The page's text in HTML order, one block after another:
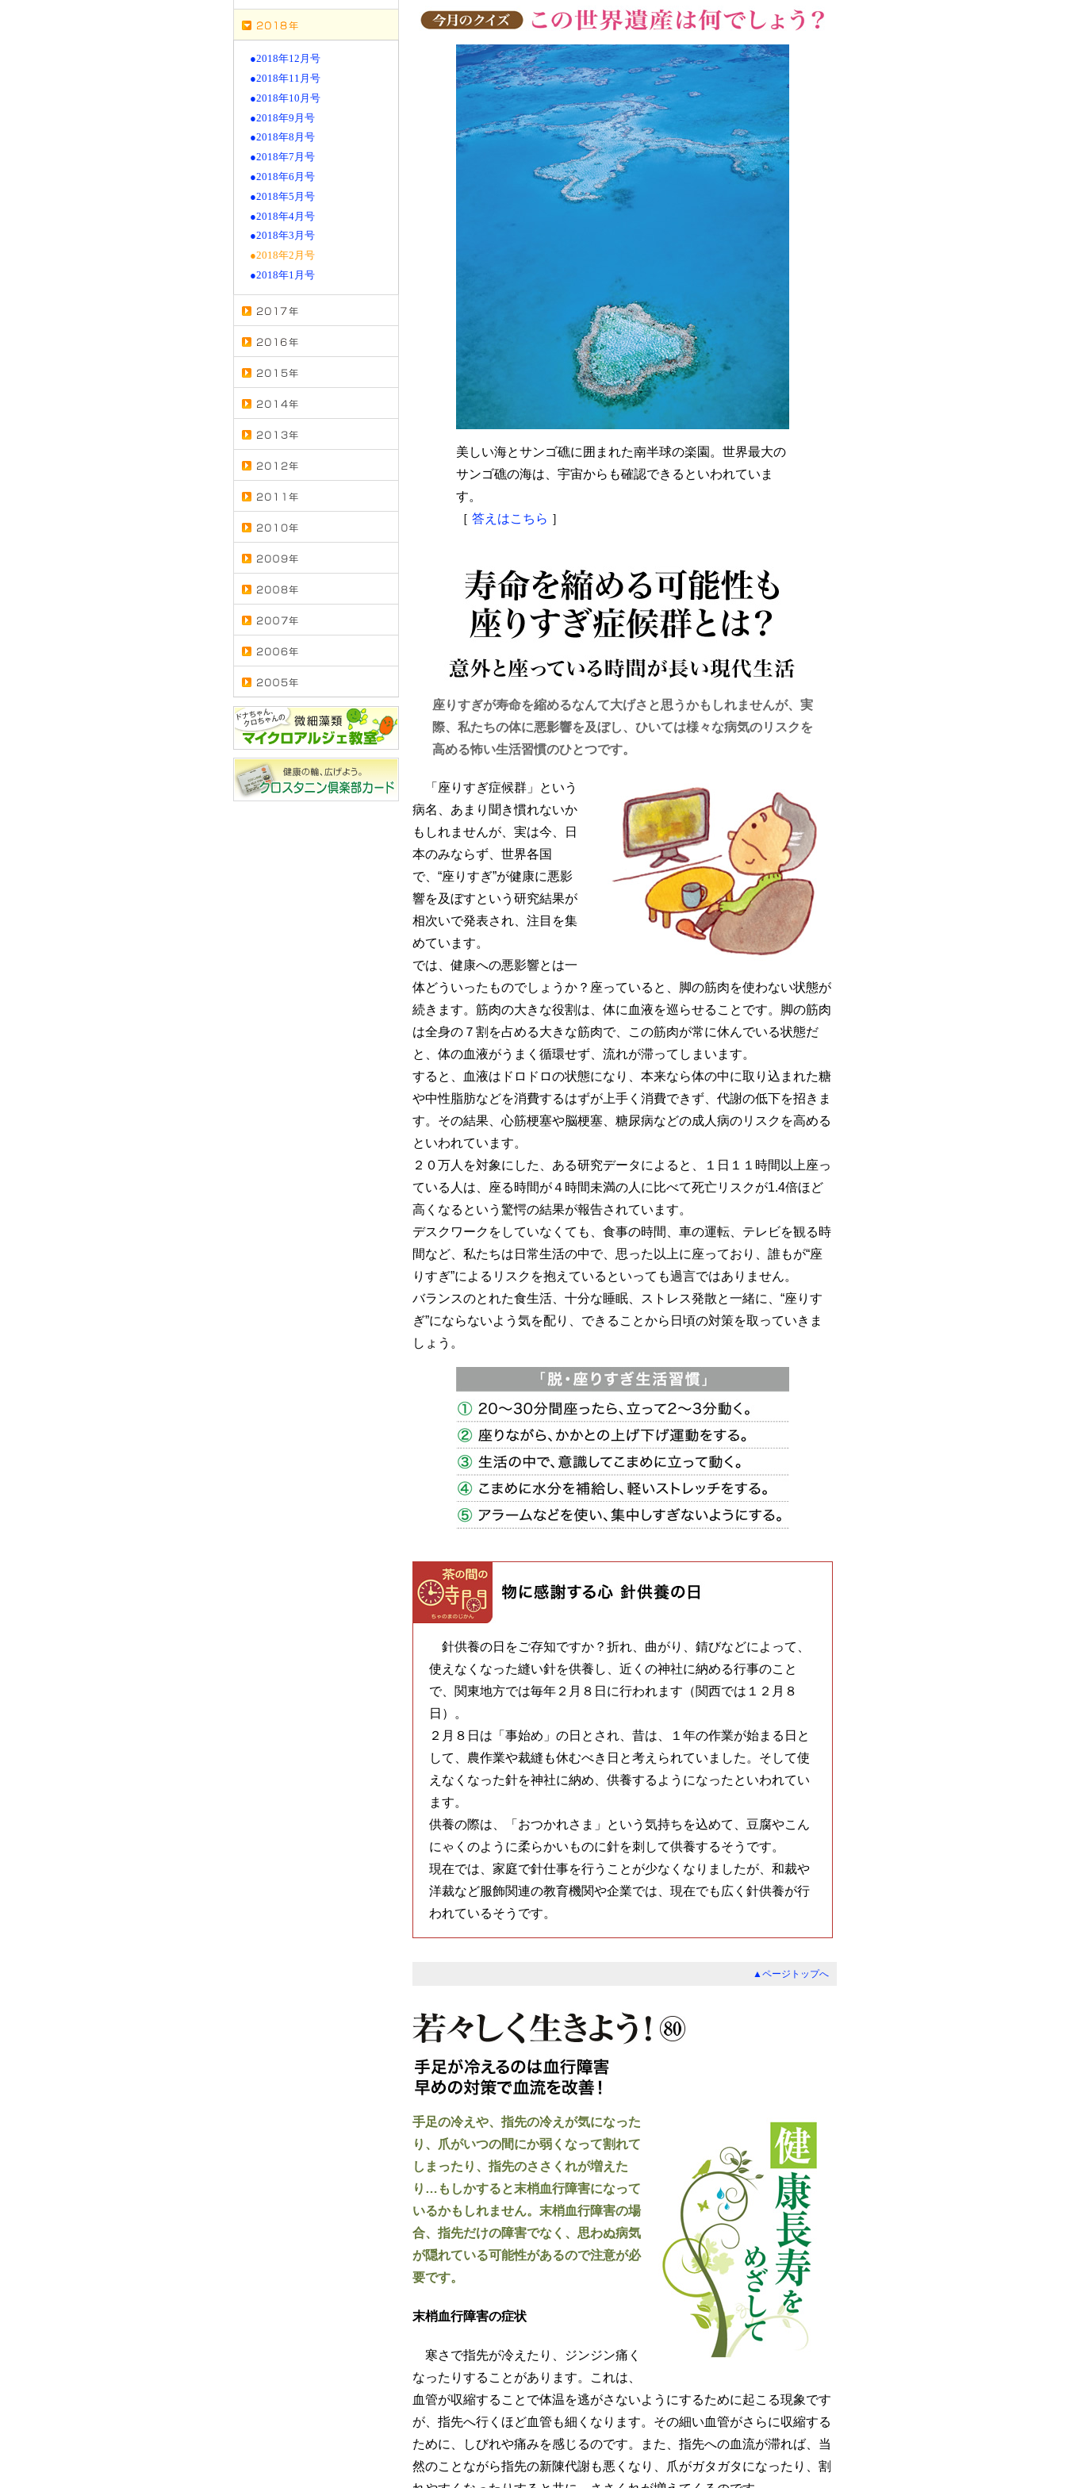
●2018年12月号
●2018年11月号
●2018年10月号
●2018年9月号
●2018年8月号
●2018年7月号
●2018年6月号
●2018年5月号
●2018年4月号
●2018年3月号
●2018年2月号
●2018年1月号
美しい海とサンゴ礁に囲まれた南半球の楽園。世界最大の
サンゴ礁の海は、宇宙からも確認できるといわれていま
す。
［ 答えはこちら ］
座りすぎが寿命を縮めるなんて大げさと思うかもしれませんが、実
際、私たちの体に悪影響を及ぼし、ひいては様々な病気のリスクを
高める怖い生活習慣のひとつです。
「座りすぎ症候群」という
病名、あまり聞き慣れないか
もしれませんが、実は今、日
本のみならず、世界各国
で、“座りすぎ”が健康に悪影
響を及ぼすという研究結果が
相次いで発表され、注目を集
めています。
では、健康への悪影響とは一
体どういったものでしょうか？座っていると、脚の筋肉を使わない状態が
続きます。筋肉の大きな役割は、体に血液を巡らせることです。脚の筋肉
は全身の７割を占める大きな筋肉で、この筋肉が常に休んでいる状態だ
と、体の血液がうまく循環せず、流れが滞ってしまいます。
すると、血液はドロドロの状態になり、本来なら体の中に取り込まれた糖
や中性脂肪などを消費するはずが上手く消費できず、代謝の低下を招きま
す。その結果、心筋梗塞や脳梗塞、糖尿病などの成人病のリスクを高める
といわれています。
２０万人を対象にした、ある研究データによると、１日１１時間以上座っ
ている人は、座る時間が４時間未満の人に比べて死亡リスクが1.4倍ほど
高くなるという驚愕の結果が報告されています。
デスクワークをしていなくても、食事の時間、車の運転、テレビを観る時
間など、私たちは日常生活の中で、思った以上に座っており、誰もが“座
りすぎ”によるリスクを抱えているといっても過言ではありません。
バランスのとれた食生活、十分な睡眠、ストレス発散と一緒に、“座りす
ぎ”にならないよう気を配り、できることから日頃の対策を取っていきま
しょう。
針供養の日をご存知ですか？折れ、曲がり、錆びなどによって、
使えなくなった縫い針を供養し、近くの神社に納める行事のこと
で、関東地方では毎年２月８日に行われます（関西では１２月８
日）。
２月８日は「事始め」の日とされ、昔は、１年の作業が始まる日と
して、農作業や裁縫も休むべき日と考えられていました。そして使
えなくなった針を神社に納め、供養するようになったといわれてい
ます。
供養の際は、「おつかれさま」という気持ちを込めて、豆腐やこん
にゃくのように柔らかいものに針を刺して供養するそうです。
現在では、家庭で針仕事を行うことが少なくなりましたが、和裁や
洋裁など服飾関連の教育機関や企業では、現在でも広く針供養が行
われているそうです。
▲ページトップへ
手足の冷えや、指先の冷えが気になった
り、爪がいつの間にか弱くなって割れて
しまったり、指先のささくれが増えた
り…もしかすると末梢血行障害になって
いるかもしれません。末梢血行障害の場
合、指先だけの障害でなく、思わぬ病気
が隠れている可能性があるので注意が必
要です。
末梢血行障害の症状
寒さで指先が冷えたり、ジンジン痛く
なったりすることがあります。これは、
血管が収縮することで体温を逃がさないようにするために起こる現象です
が、指先へ行くほど血管も細くなります。その細い血管がさらに収縮する
ために、しびれや痛みを感じるのです。また、指先への血流が滞れば、当
然のことながら指先の新陳代謝も悪くなり、爪がガタガタになったり、割